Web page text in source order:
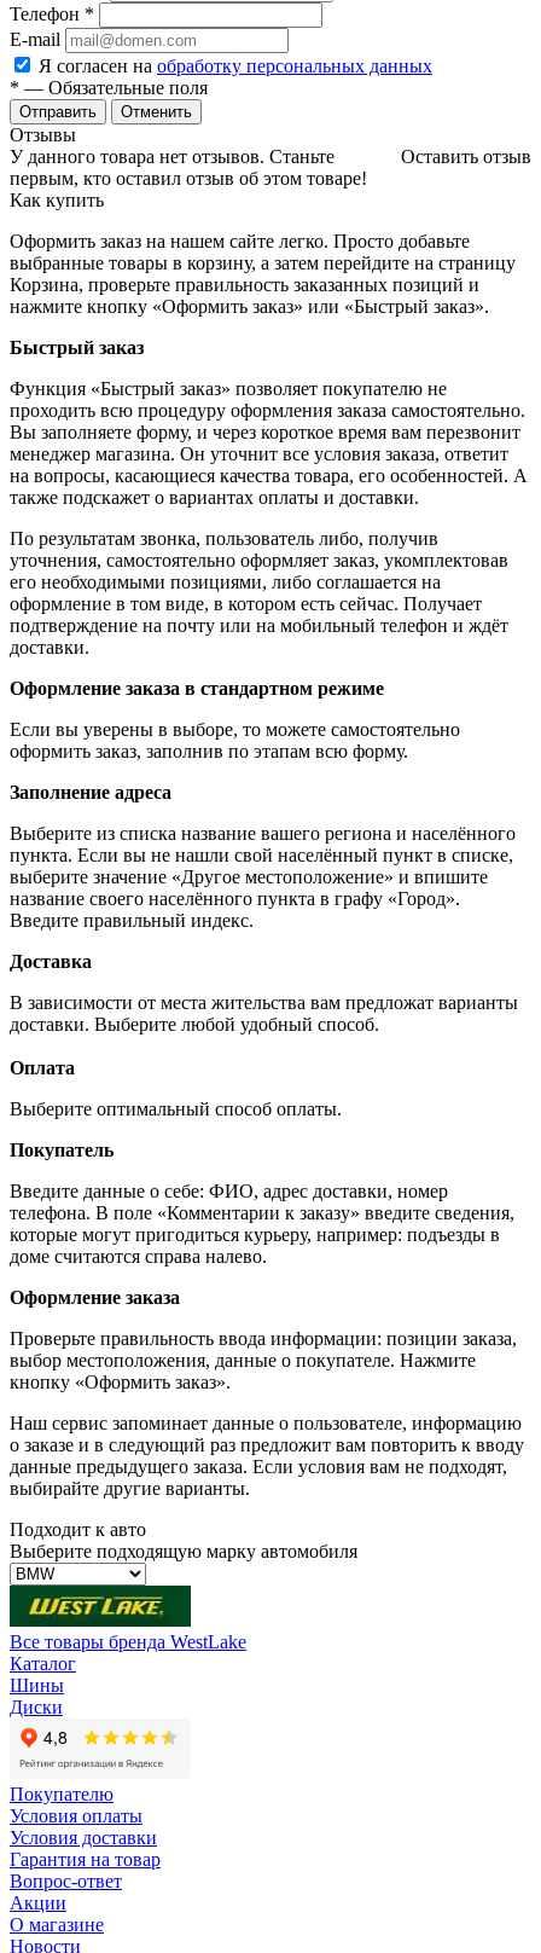
Телефон *
E-mail
Я согласен на обработку персональных данных
* — Обязательные поля
Отменить
Отзывы
Оставить отзыв
У данного товара нет отзывов. Станьте
первым, кто оставил отзыв об этом товаре!
Как купить
Оформить заказ на нашем сайте легко. Просто добавьте
выбранные товары в корзину, а затем перейдите на страницу
Корзина, проверьте правильность заказанных позиций и
нажмите кнопку «Оформить заказ» или «Быстрый заказ».
Быстрый заказ
Функция «Быстрый заказ» позволяет покупателю не
проходить всю процедуру оформления заказа самостоятельно.
Вы заполняете форму, и через короткое время вам перезвонит
менеджер магазина. Он уточнит все условия заказа, ответит
на вопросы, касающиеся качества товара, его особенностей. А
также подскажет о вариантах оплаты и доставки.
По результатам звонка, пользователь либо, получив
уточнения, самостоятельно оформляет заказ, укомплектовав
его необходимыми позициями, либо соглашается на
оформление в том виде, в котором есть сейчас. Получает
подтверждение на почту или на мобильный телефон и ждёт
доставки.
Оформление заказа в стандартном режиме
Если вы уверены в выборе, то можете самостоятельно
оформить заказ, заполнив по этапам всю форму.
Заполнение адреса
Выберите из списка название вашего региона и населённого
пункта. Если вы не нашли свой населённый пункт в списке,
выберите значение «Другое местоположение» и впишите
название своего населённого пункта в графу «Город».
Введите правильный индекс.
Доставка
В зависимости от места жительства вам предложат варианты
доставки. Выберите любой удобный способ.
Оплата
Выберите оптимальный способ оплаты.
Покупатель
Введите данные о себе: ФИО, адрес доставки, номер
телефона. В поле «Комментарии к заказу» введите сведения,
которые могут пригодиться курьеру, например: подъезды в
доме считаются справа налево.
Оформление заказа
Проверьте правильность ввода информации: позиции заказа,
выбор местоположения, данные о покупателе. Нажмите
кнопку «Оформить заказ».
Наш сервис запоминает данные о пользователе, информацию
о заказе и в следующий раз предложит вам повторить к вводу
данные предыдущего заказа. Если условия вам не подходят,
выбирайте другие варианты.
Подходит к авто
Выберите подходящую марку автомобиля
Все товары бренда WestLake
Каталог
Шины
Диски
Покупателю
Условия оплаты
Условия доставки
Гарантия на товар
Вопрос-ответ
Акции
О магазине
Новости